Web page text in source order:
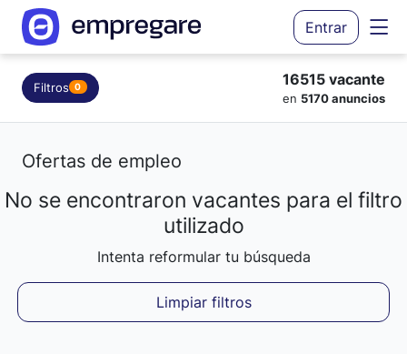
Entrar
Filtros 0 16515 vacante
en 5170 anuncios
Ofertas de empleo
Cargando resultados...
No se encontraron vacantes para el filtro
utilizado
Intenta reformular tu búsqueda
Limpiar filtros